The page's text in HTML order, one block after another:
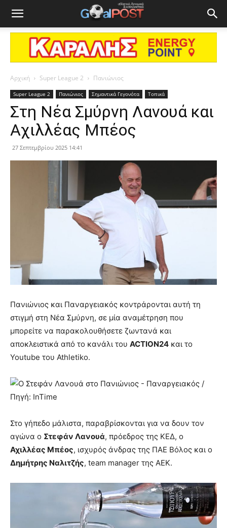
Αρχική Super League 2 Πανιώνιος
Super League 2 Πανιώνιος Σημαντικά Γεγονότα Τοπικά
Στη Νέα Σμύρνη Λανουά και
Αχιλλέας Μπέος
27 Σεπτεμβρίου 2025 14:41
Πανιώνιος και Παναργειακός κοντράρονται αυτή τη
στιγμή στη Νέα Σμύρνη, σε μία αναμέτρηση που
μπορείτε να παρακολουθήσετε ζωντανά και
αποκλειστικά από το κανάλι του ACTION24 και το
Youtube του Athletiko.
Στο γήπεδο μάλιστα, παραβρίσκονται για να δουν τον
αγώνα ο Στεφάν Λανουά, πρόεδρος της ΚΕΔ, ο
Αχιλλέας Μπέος, ισχυρός άνδρας της ΠΑΕ Βόλος και ο
Δημήτρης Ναλιτζής, team manager της ΑΕΚ.